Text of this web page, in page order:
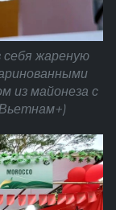
себя жареную
из майонеза с